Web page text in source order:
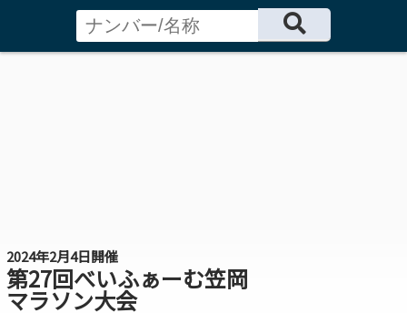
2024年2月4日開催
第27回べいふぁーむ笠岡
マラソン大会